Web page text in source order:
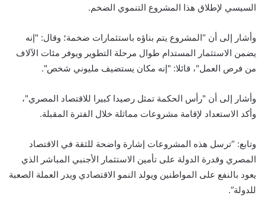
السيسي لإطلاق هذا المشروع التنموي الضخم.
وأشار إلى أن “المشروع يتم بناؤه باستثمارات ضخمة؛ وقال: "إنه
يضمن الاستثمار المستدام طوال مرحلة التطوير ويوفر مئات الآلاف
من فرص العمل"، قائلا: "إنه مكان يستضيف مليوني شخص".
وأشار إلى أن "رأس الحكمة تمثل رصيدا كبيرا للاقتصاد المصري"،
وأكد الاستعداد لإقامة مشروعات مماثلة خلال الفترة المقبلة.
وتابع: “ترسل هذه المشروعات إشارة واضحة للثقة في الاقتصاد
المصري وقدرة الدولة على تأمين الاستثمار الأجنبي المباشر الذي
يعود بالنفع على المواطنين ويولد النمو الاقتصادي ويدر العملة الصعبة
للدولة”.